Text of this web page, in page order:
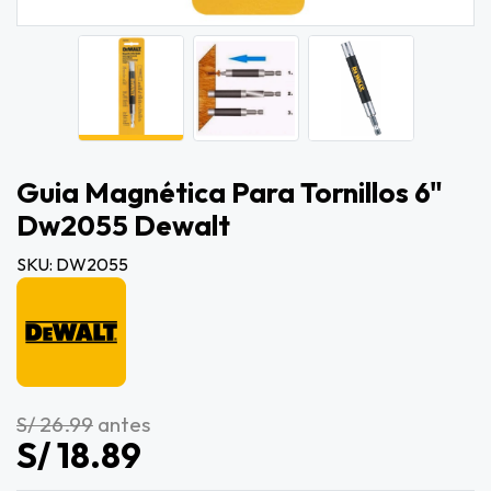
Guia Magnética Para Tornillos 6"
Dw2055 Dewalt
SKU: DW2055
S/ 26.99 antes
S/ 18.89